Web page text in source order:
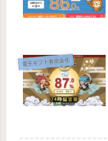
電子ギフト券現金化